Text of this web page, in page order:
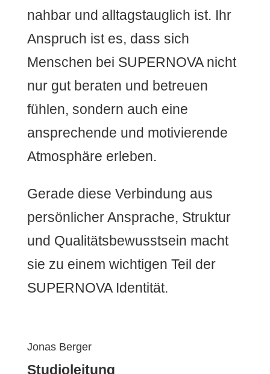
nahbar und alltagstauglich ist. Ihr
Anspruch ist es, dass sich
Menschen bei SUPERNOVA nicht
nur gut beraten und betreuen
fühlen, sondern auch eine
ansprechende und motivierende
Atmosphäre erleben.
Gerade diese Verbindung aus
persönlicher Ansprache, Struktur
und Qualitätsbewusstsein macht
sie zu einem wichtigen Teil der
SUPERNOVA Identität.
Jonas Berger
Studioleitung